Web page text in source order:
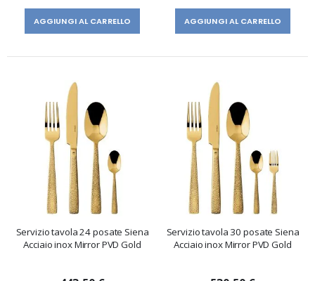
AGGIUNGI AL CARRELLO AGGIUNGI AL CARRELLO
Servizio tavola 24 posate Siena
Acciaio inox Mirror PVD Gold
Servizio tavola 30 posate Siena
Acciaio inox Mirror PVD Gold